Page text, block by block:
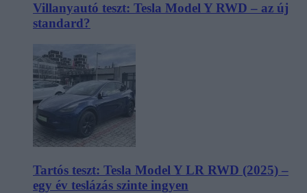
Villanyautó teszt: Tesla Model Y RWD – az új
standard?
Tartós teszt: Tesla Model Y LR RWD (2025) –
egy év teslázás szinte ingyen